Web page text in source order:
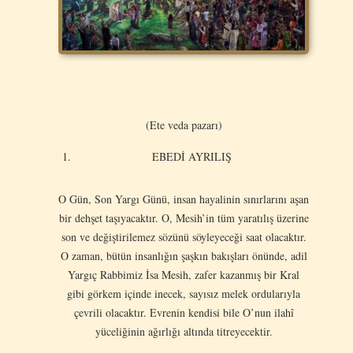
(Ete veda pazarı)
EBEDİ AYRILIŞ
O Gün, Son Yargı Günü, insan hayalinin sınırlarını aşan
bir dehşet taşıyacaktır. O, Mesih’in tüm yaratılış üzerine
son ve değiştirilemez sözünü söyleyeceği saat olacaktır.
O zaman, bütün insanlığın şaşkın bakışları önünde, adil
Yargıç Rabbimiz İsa Mesih, zafer kazanmış bir Kral
gibi görkem içinde inecek, sayısız melek ordularıyla
çevrili olacaktır. Evrenin kendisi bile O’nun ilahî
yüceliğinin ağırlığı altında titreyecektir.